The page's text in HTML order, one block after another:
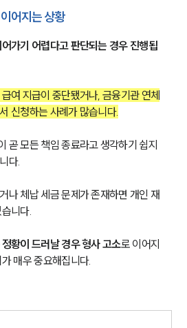
어지는 상황
가기 어렵다고 판단되는 경우 진행됩
여 지급이 중단됐거나, 금융기관 연체
신청하는 사례가 많습니다.
곧 모든 책임 종료라고 생각하기 쉽지
다.
나 체납 세금 문제가 존재하면 개인 재
니다.
황이 드러날 경우 형사 고소로 이어지
매우 중요해집니다.